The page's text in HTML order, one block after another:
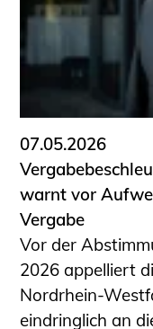
07.05.2026
warnt vor
Vergabe
Vor der
2026 appelliert
Nordrhein-
eindringlich an